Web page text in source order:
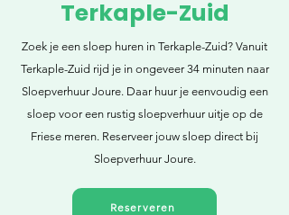
Terkaple-Zuid
Zoek je een sloep huren in Terkaple-Zuid? Vanuit
Terkaple-Zuid rijd je in ongeveer 34 minuten naar
Sloepverhuur Joure. Daar huur je eenvoudig een
sloep voor een rustig sloepverhuur uitje op de
Friese meren. Reserveer jouw sloep direct bij
Sloepverhuur Joure.
Reserveren